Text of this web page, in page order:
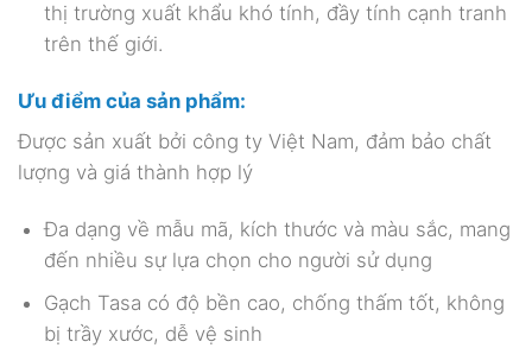
thị trường xuất khẩu khó tính, đầy tính cạnh tranh
trên thế giới.
Ưu điểm của sản phẩm:
Được sản xuất bởi công ty Việt Nam, đảm bảo chất
lượng và giá thành hợp lý
Đa dạng về mẫu mã, kích thước và màu sắc, mang
đến nhiều sự lựa chọn cho người sử dụng
Gạch Tasa có độ bền cao, chống thấm tốt, không
bị trầy xước, dễ vệ sinh